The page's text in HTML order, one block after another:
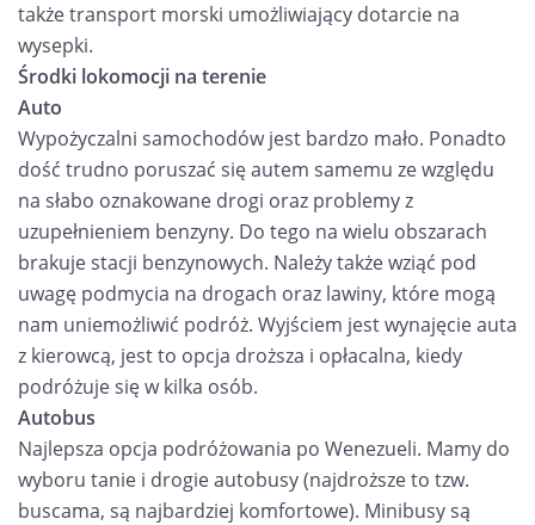
także transport morski umożliwiający dotarcie na
wysepki.
Środki lokomocji na terenie
Auto
Wypożyczalni samochodów jest bardzo mało. Ponadto
dość trudno poruszać się autem samemu ze względu
na słabo oznakowane drogi oraz problemy z
uzupełnieniem benzyny. Do tego na wielu obszarach
brakuje stacji benzynowych. Należy także wziąć pod
uwagę podmycia na drogach oraz lawiny, które mogą
nam uniemożliwić podróż. Wyjściem jest wynajęcie auta
z kierowcą, jest to opcja droższa i opłacalna, kiedy
podróżuje się w kilka osób.
Autobus
Najlepsza opcja podróżowania po Wenezueli. Mamy do
wyboru tanie i drogie autobusy (najdroższe to tzw.
buscama, są najbardziej komfortowe). Minibusy są